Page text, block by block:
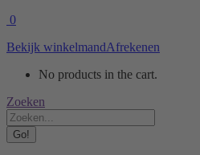
0
Bekijk winkelmandAfrekenen
No products in the cart.
Search:
Zoeken